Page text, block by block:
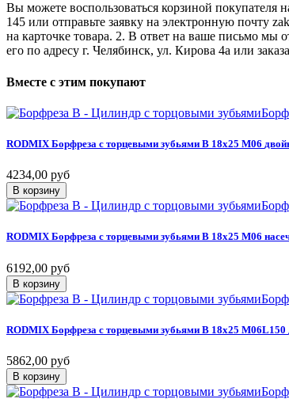
Вы можете воспользоваться корзиной покупателя
145 или отправьте заявку на электронную почту
на карточке товара. 2. В ответ на ваше письмо мы
его по адресу г. Челябинск, ул. Кирова 4а или
Вместе с этим покупают
RODMIX Борфреза с торцевыми зубьями B 18х25 M06
4234,00 руб
В корзину
RODMIX Борфреза с торцевыми зубьями B 18х25 M06
6192,00 руб
В корзину
RODMIX Борфреза с торцевыми зубьями B 18х25 M06L150
5862,00 руб
В корзину